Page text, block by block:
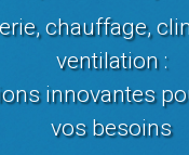
chauffage,
ventilation :
innovantes
vos besoins